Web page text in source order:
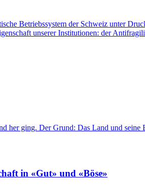
Betriebssystem der Schweiz unter
unserer Institutionen: der
ging. Der Grund: Das Land und
in «Gut» und «Böse»